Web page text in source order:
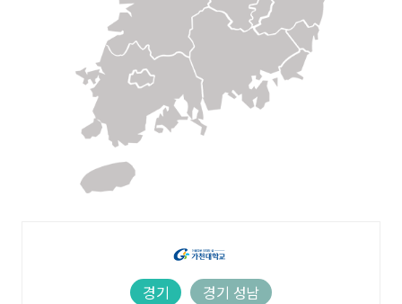
경기
경기 성남